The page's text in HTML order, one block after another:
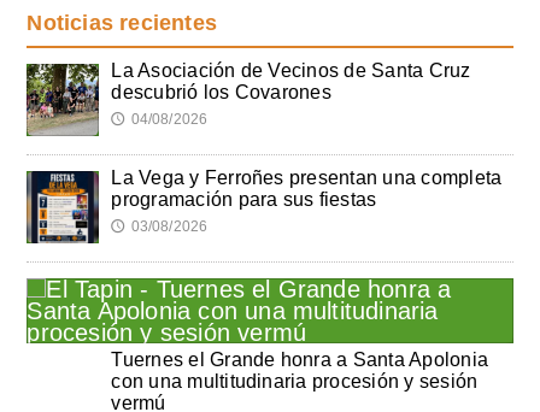
Noticias recientes
La Asociación de Vecinos de Santa Cruz
descubrió los Covarones
🕔 04/08/2026
La Vega y Ferroñes presentan una completa
programación para sus fiestas
🕔 03/08/2026
Tuernes el Grande honra a Santa Apolonia
con una multitudinaria procesión y sesión
vermú